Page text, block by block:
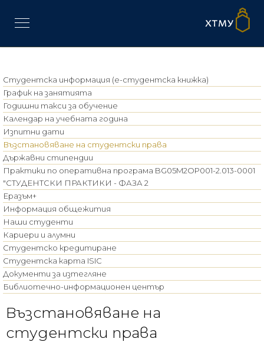
Студентска информация (е-студентска книжка)
График на занятията
Годишни такси за обучение
Календар на учебната година
Изпитни дати
Възстановяване на студентски права
Държавни стипендии
Практики по оперативна програма BG05M2OP001-2.013-0001
"СТУДЕНТСКИ ПРАКТИКИ - ФАЗА 2
Еразъм+
Информация общежития
Наши студенти
Кариери и алумни
Студентско кредитиране
Студентска карта ISIC
Документи за изтегляне
Библиотечно-информационен център
Възстановяване на
студентски права